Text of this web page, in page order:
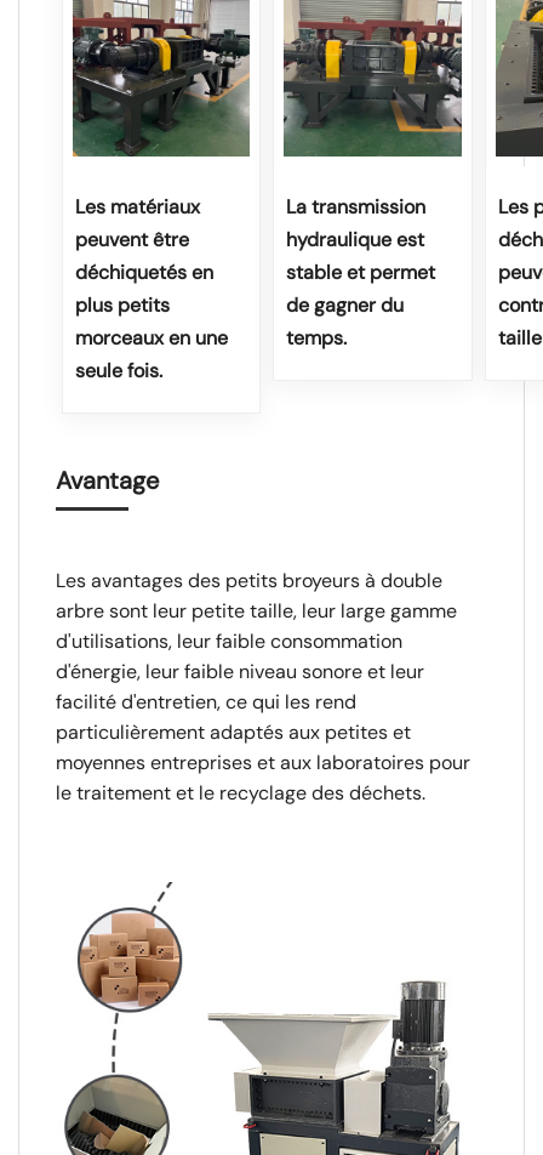
Les matériaux
peuvent être
déchiquetés en
plus petits
morceaux en une
seule fois.
La transmission
hydraulique est
stable et permet
de gagner du
temps.
Les
Avantage
Les avantages des petits broyeurs à double
arbre sont leur petite taille, leur large gamme
d'utilisations, leur faible consommation
d'énergie, leur faible niveau sonore et leur
facilité d'entretien, ce qui les rend
particulièrement adaptés aux petites et
moyennes entreprises et aux laboratoires pour
le traitement et le recyclage des déchets.